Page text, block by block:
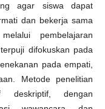
agar siswa dapat
dan bekerja sama
pembelajaran
difokuskan pada
pada empati,
Metode penelitian
deskriptif, dengan